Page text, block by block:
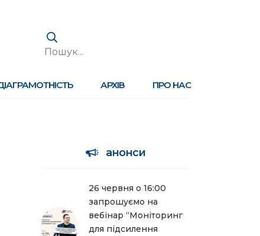
АРХІВ ПРО НАС
анонси
26 червня о 16:00
запрошуємо на
вебінар “Моніторинг
для підсилення